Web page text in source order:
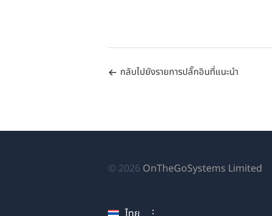
กลับไปยังรายการปลั๊กอินที่แนะนำ
© 2026 OnTheGoSystems Limited